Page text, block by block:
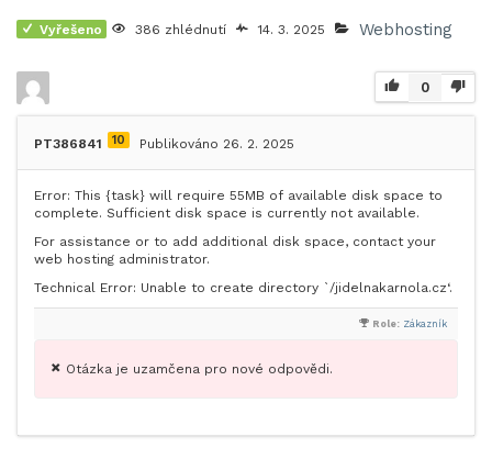
Vyřešeno 386 zhlédnutí 14. 3. 2025 Webhosting
0
PT386841 10 Publikováno 26. 2. 2025
Error: This {task} will require 55MB of available disk space to
complete. Sufficient disk space is currently not available.
For assistance or to add additional disk space, contact your
web hosting administrator.
Technical Error: Unable to create directory `/jidelnakarnola.cz‘.
Role: Zákazník
Otázka je uzamčena pro nové odpovědi.